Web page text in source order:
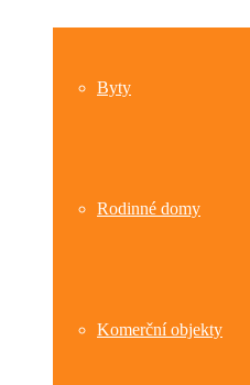
Byty
Rodinné domy
Komerční objekty